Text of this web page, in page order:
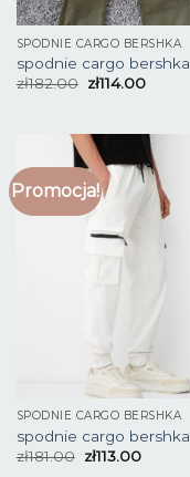
SPODNIE CARGO BERSHKA
spodnie cargo bershka
zł182.00 zł114.00
Promocja!
SPODNIE CARGO BERSHKA
spodnie cargo bershka
zł181.00 zł113.00